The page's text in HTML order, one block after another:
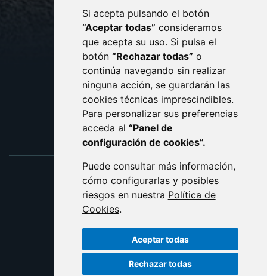
Si acepta pulsando el botón
“Aceptar todas” consideramos
que acepta su uso. Si pulsa el
botón “Rechazar todas” o
continúa navegando sin realizar
ninguna acción, se guardarán las
cookies técnicas imprescindibles.
Para personalizar sus preferencias
acceda al “Panel de
configuración de cookies”.
Puede consultar más información,
cómo configurarlas y posibles
riesgos en nuestra Política de
Cookies.
Aceptar todas
Rechazar todas
CONTACTO
AVISO LEGAL
PROTECCIÓN DE DATOS
POLÍTICA DE COOKIES
ACCESIBILIDAD
ENLACE EXTERNO AL